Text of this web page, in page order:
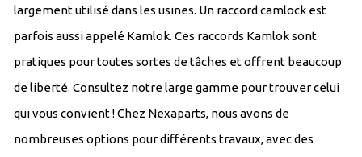
largement utilisé dans les usines. Un raccord camlock est
parfois aussi appelé Kamlok. Ces raccords Kamlok sont
pratiques pour toutes sortes de tâches et offrent beaucoup
de liberté. Consultez notre large gamme pour trouver celui
qui vous convient ! Chez Nexaparts, nous avons de
nombreuses options pour différents travaux, avec des